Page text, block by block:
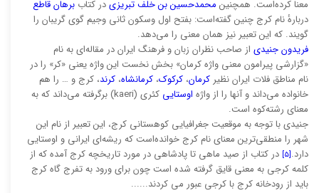
معنا کرده‌است. همچنین محمدحسین بن خلف تبریزیدر کتاب برهان قاطع
دربارهٔ نام کرج چنین گفته‌است: بفتح اول وسکون ثانی وجیم گوی گریبان را
گویند. که این تعبیر نیز همان معنی را می‌دهد.
فریدون جنیدی از صاحب نظران زبان و فرهنگ ایران در مقاله‌ای به نام
«گزارشی پیرامون معنی واژه کرمان» بخش نخست این واژه یعنی «کر» را در
نام مناطق فلات ایران نظیرکرمان، کرکوک، کرمانشاه، کرند، کرج و … را هم
خانواده می‌داند و آنها را از واژه اوستایی
کئری (kaeri) برگرفته می‌داند که به
معنای رشته‌کوه است.
جنیدی با توجه به موقعیت جغرافیایی کوهستانی کرج، این تعبیر از نام این
شهر را منطقی‌ترین معنای نام کرج خوانده‌است که ریشه‌ای ایرانی و اوستایی
دارد.[۵]
در کتاب از صید ماهی تا پادشاهی در مورد تاریخچه کرج آمده که از
کلمه کرجی به معنی قایق گرفته شده است چون برای ورود به تفرج گاه کرج
باید از رودخانه کرج با کرجی عبور می کردند......